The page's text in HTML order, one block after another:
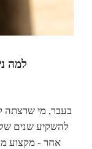
למה
בעבר, מי שרצתה
להשקיע שנים
אחר - מקצוע